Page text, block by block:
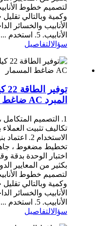
لتصميم خطوط
وكمية وبالتالي
الأنابيب والخسائر
الأنابيب. 5. استخدم ...
سؤالالتفاصيل
المبرد AC ضاغط المسمار
1. التصميم المتكامل
تكاليف تثبيت
الاستخدام
اختبار الوحدة بدقة
لتصميم خطوط
وكمية وبالتالي
الأنابيب والخسائر
الأنابيب. 5. استخدم ...
سؤالالتفاصيل